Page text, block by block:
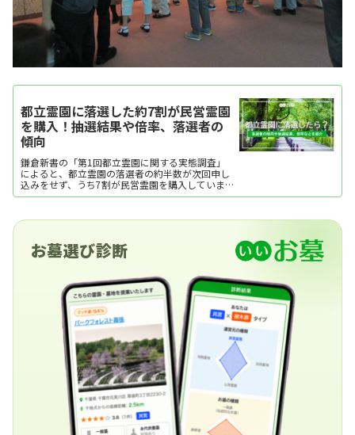
都立霊園に落選した約7割が民営霊園
を購入！抽選結果や倍率、落選者の
傾向
鎌倉新書の「第1回都立霊園に関する実態調査」
によると、都立霊園の落選者の約半数が次回申し
込みをせず、うち7割が民営霊園を購入していま
す。ここでは、都立霊園の落選者の傾向や最新年
お墓選び診断